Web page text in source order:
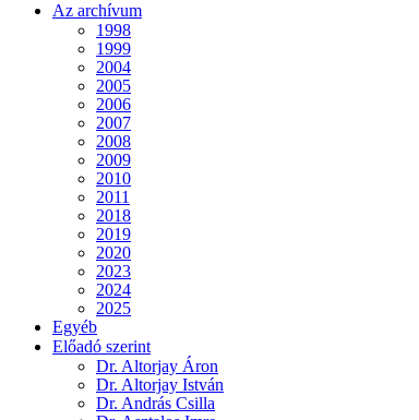
Az archívum
1998
1999
2004
2005
2006
2007
2008
2009
2010
2011
2018
2019
2020
2023
2024
2025
Egyéb
Előadó szerint
Dr. Altorjay Áron
Dr. Altorjay István
Dr. András Csilla